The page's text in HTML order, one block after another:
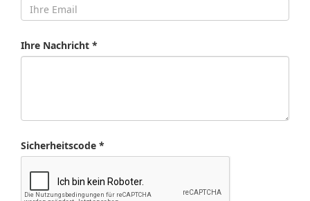
Ihre Nachricht *
Sicherheitscode *